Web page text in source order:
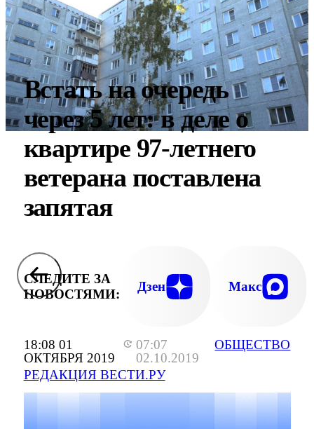
18:08 01
ОКТЯБРЯ 2019
07:07
02.10.2019
РЕДАКЦИЯ ВЕСТИ.РУ
ОБЩЕСТВО
Встать на очередь
через 5 лет: в деле о
квартире 97-летнего
ветерана поставлена
запятая
СЛЕДИТЕ ЗА
НОВОСТЯМИ:
Дзен Макс